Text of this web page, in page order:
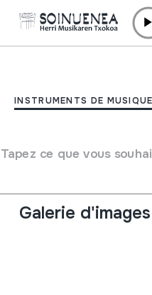
INSTRUMENTS DE MUSIQUE
Tapez ce que vous
ZIRIA
Aérophones ->Libres
Galerie d'images